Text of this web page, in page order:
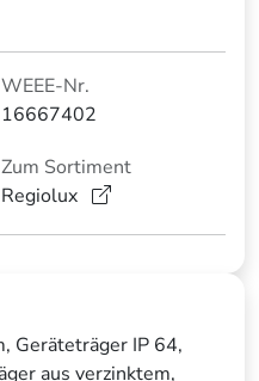
WEEE-Nr.
16667402
Zum Sortiment
Regiolux
Geräteträger IP 64,
aus verzinktem,